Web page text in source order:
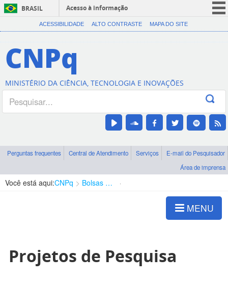
BRASIL
Acesso à informação
CORONAVÍRUS (COVID-19)
Canais
ACESSIBILIDADE ALTO CONTRASTE MAPA DO SITE
CNPq
MINISTÉRIO DA CIÊNCIA, TECNOLOGIA E INOVAÇÕES
Perguntas frequentes Central de Atendimento Serviços
E-mail do Pesquisador
Área de imprensa
Você está aqui:CNPq Bolsas e Auxílios Vigentes
MENU
Projetos de Pesquisa